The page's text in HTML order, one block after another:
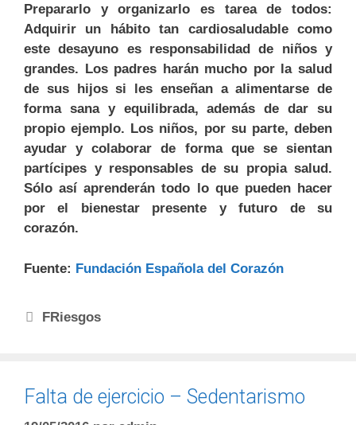
Prepararlo y organizarlo es tarea de todos:
Adquirir un hábito tan cardiosaludable como
este desayuno es responsabilidad de niños y
grandes. Los padres harán mucho por la salud
de sus hijos si les enseñan a alimentarse de
forma sana y equilibrada, además de dar su
propio ejemplo. Los niños, por su parte, deben
ayudar y colaborar de forma que se sientan
partícipes y responsables de su propia salud.
Sólo así aprenderán todo lo que pueden hacer
por el bienestar presente y futuro de su
corazón.
Fuente: Fundación Española del Corazón
FRiesgos
Falta de ejercicio – Sedentarismo